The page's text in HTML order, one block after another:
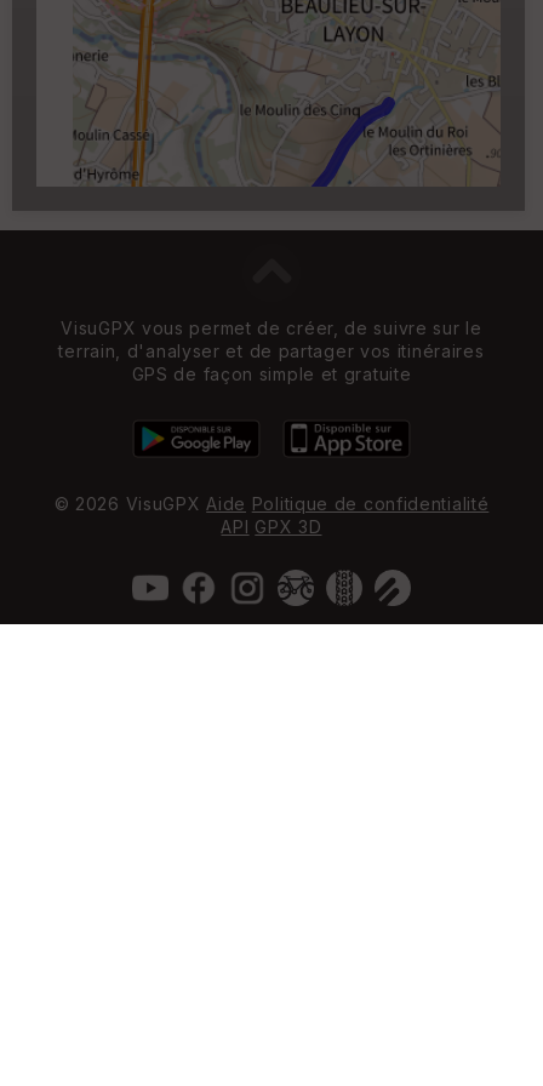
Carroyage UTM
(1km à partir du niveau de
zoom 14)
VisuGPX vous permet de créer, de suivre sur le
terrain, d'analyser et de partager vos itinéraires
GPS de façon simple et gratuite
© 2026 VisuGPX Aide Politique de confidentialité
API GPX 3D